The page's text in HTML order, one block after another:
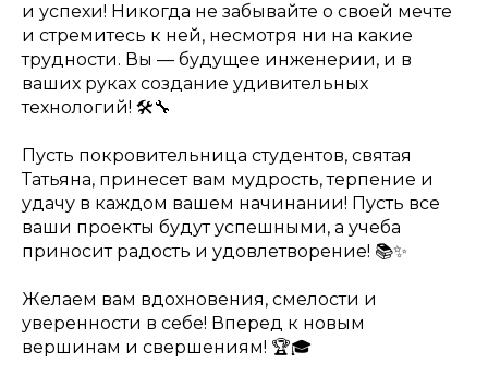
и успехи! Никогда не забывайте о своей мечте
и стремитесь к ней, несмотря ни на какие
трудности. Вы — будущее инженерии, и в
ваших руках создание удивительных
технологий! 🛠️🔧
Пусть покровительница студентов, святая
Татьяна, принесет вам мудрость, терпение и
удачу в каждом вашем начинании! Пусть все
ваши проекты будут успешными, а учеба
приносит радость и удовлетворение! 📚✨
Желаем вам вдохновения, смелости и
уверенности в себе! Вперед к новым
вершинам и свершениям! 🏆🎓